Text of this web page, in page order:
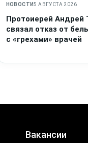
НОВОСТИ5 АВГУСТА 2026
Протоиерей Андрей
связал отказ от
с «грехами» врачей
Вакансии